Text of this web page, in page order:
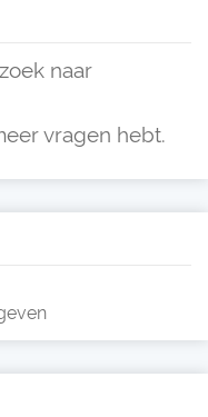
naar
vragen hebt.